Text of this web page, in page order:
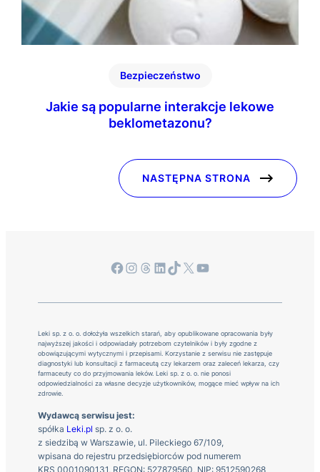
Bezpieczeństwo
Jakie są popularne interakcje lekowe
beklometazonu?
NASTĘPNA STRONA
Facebook InstagramThreads LinkedIn TikTok X YouTube
Leki sp. z o. o. dołożyła wszelkich starań, aby opublikowane opracowania były
najwyższej jakości i odpowiadały potrzebom czytelników i były zgodne z
obowiązującymi wytycznymi i przepisami. Korzystanie z serwisu nie zastępuje
diagnostyki lub konsultacji z farmaceutą czy lekarzem oraz zaleceń lekarza, czy
farmaceuty co do przyjmowania leków. Leki sp. z o. o. nie ponosi
odpowiedzialności za własne decyzje użytkowników, mogące mieć wpływ na ich
zdrowie.
Wydawcą serwisu jest:
spółka Leki.pl sp. z o. o.
z siedzibą w Warszawie, ul. Pileckiego 67/109,
wpisana do rejestru przedsiębiorców pod numerem
KRS 0001090131, REGON: 527879560, NIP: 9512590268